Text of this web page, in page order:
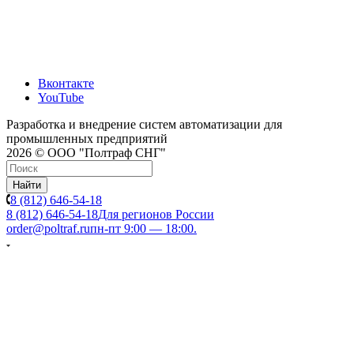
Вконтакте
YouTube
Разработка и внедрение систем автоматизации для
промышленных предприятий
2026 © ООО "Полтраф СНГ"
Найти
8 (812) 646-54-18
8 (812) 646-54-18Для регионов России
order@poltraf.ruпн-пт 9:00 — 18:00.